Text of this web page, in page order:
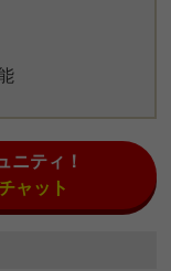
ニティ！
ャット